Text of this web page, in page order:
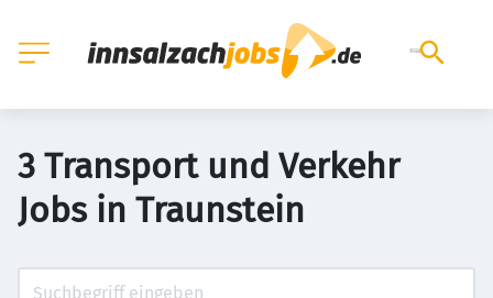
3 Transport und Verkehr
Jobs in Traunstein